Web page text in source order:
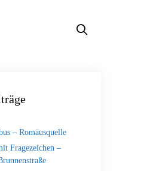
– Romäusquelle
Fragezeichen –